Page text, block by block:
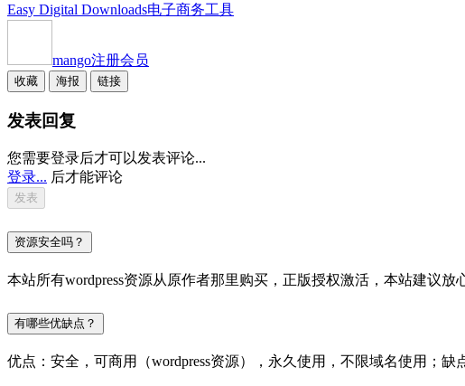
Easy Digital Downloads电子商务工具
mango注册会员
收藏 海报 链接
发表回复
您需要登录后才可以发表评论...
登录... 后才能评论
资源安全吗？
本站所有wordpress资源从原作者那里购买，正版授权激活，本站建议
有哪些优缺点？
优点：安全，可商用（wordpress资源），永久使用，不限域名使用；缺